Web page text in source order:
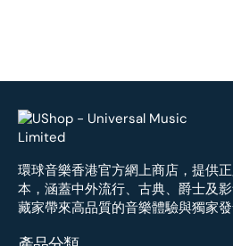
環球音樂香港官方網上商店，提供
本，涵蓋中外流行、古典、爵士及
藏家帶來高品質的音樂體驗與獨家發